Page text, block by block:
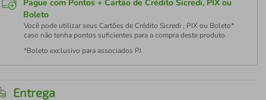
Pague com Pontos + Cartão de Crédito Sicredi, PIX ou
Boleto
Você pode utilizar seus Cartões de Crédito Sicredi , PIX ou Boleto*
caso não tenha pontos suficientes para a compra deste produto.
*Boleto exclusivo para associados PJ
Entrega